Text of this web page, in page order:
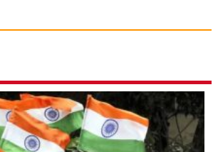
l
r
a
m
a
p
i
n
k
a